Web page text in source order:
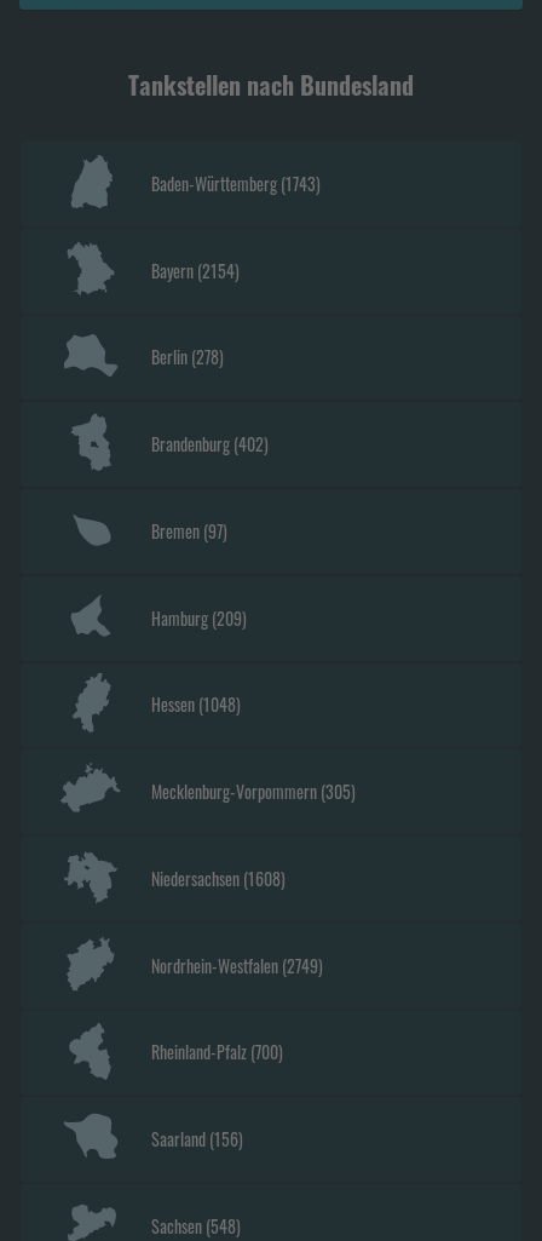
Tankstellen nach Bundesland
Baden-Württemberg(1743)
Bayern(2154)
Berlin(278)
Brandenburg(402)
Bremen(97)
Hamburg(209)
Hessen(1048)
Mecklenburg-Vorpommern(305)
Niedersachsen(1608)
Nordrhein-Westfalen(2749)
Rheinland-Pfalz(700)
Saarland(156)
Sachsen(548)